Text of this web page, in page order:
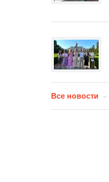
Все новости